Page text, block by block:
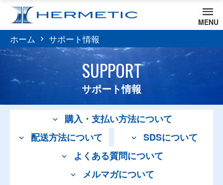
MENU
ホーム サポート情報
SUPPORT
サポート情報
購入・支払い方法について
配送方法について
SDSについて
よくある質問について
メルマガについて